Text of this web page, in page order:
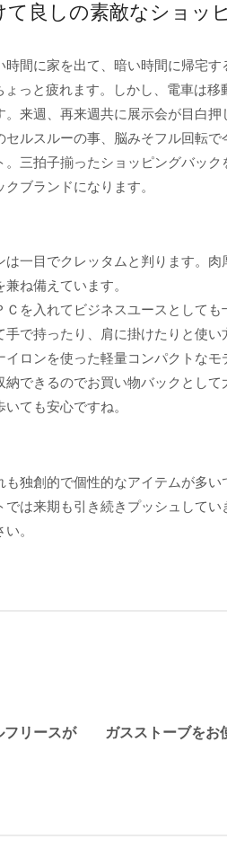
て良しの素敵なショッ
間に家を出て、暗い時間に帰宅
っと疲れます。しかし、電車は
来週、再来週共に展示会が目白
ルスルーの事、脳みそフル回転で
三拍子揃ったショッピングバック
ブランドになります。
一目でクレッタムと判ります。
ね備えています。
を入れてビジネスユースとして
で持ったり、肩に掛けたりと使い
ロンを使った軽量コンパクトな
できるのでお買い物バックとし
ても安心ですね。
独創的で個性的なアイテムが多
は来期も引き続きプッシュしてい
。
フリースが
ガスストーブをお